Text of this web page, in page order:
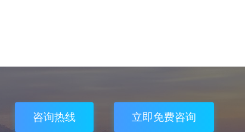
咨询热线 立即免费咨询